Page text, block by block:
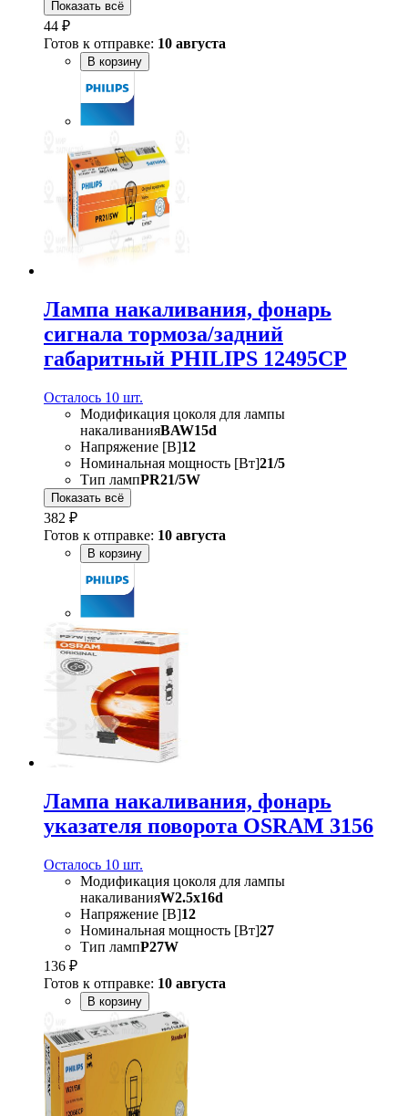
Показать всё
44 ₽
Готов к отправке: 10 августа
В корзину
Лампа накаливания, фонарь
сигнала тормоза/задний
габаритный PHILIPS 12495CP
Осталось 10 шт.
Модификация цоколя для лампы
накаливанияBAW15d
Напряжение [В]12
Номинальная мощность [Вт]21/5
Тип лампPR21/5W
Показать всё
382 ₽
Готов к отправке: 10 августа
В корзину
Лампа накаливания, фонарь
указателя поворота OSRAM 3156
Осталось 10 шт.
Модификация цоколя для лампы
накаливанияW2.5x16d
Напряжение [В]12
Номинальная мощность [Вт]27
Тип лампP27W
136 ₽
Готов к отправке: 10 августа
В корзину